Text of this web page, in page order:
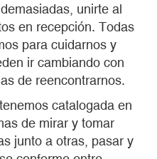
unirte al
en recepción. Todas
para cuidarnos y
ir cambiando con
de reencontrarnos.
catalogada en
de mirar y tomar
junto a otras, pasar y